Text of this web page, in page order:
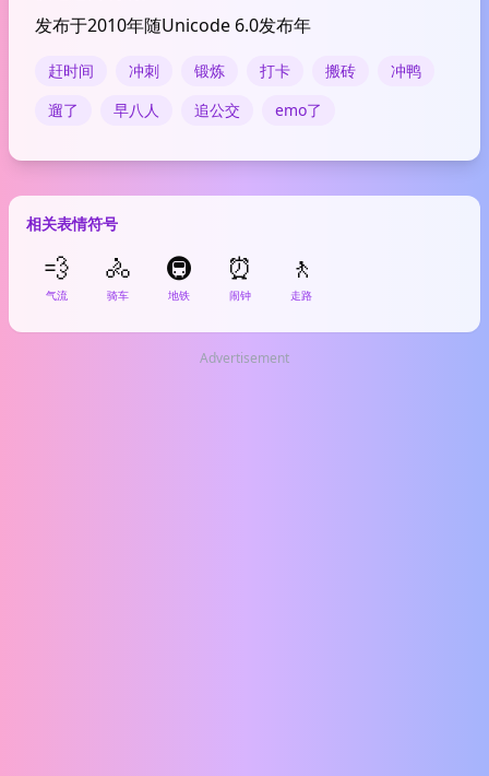
发布于2010年随Unicode 6.0发布年
赶时间 冲刺 锻炼 打卡 搬砖
冲鸭
遛了
早八人 追公交 emo了
相关表情符号
💨
气流
🚴
骑车
🚇
地铁
⏰
闹钟
🚶
走路
Advertisement